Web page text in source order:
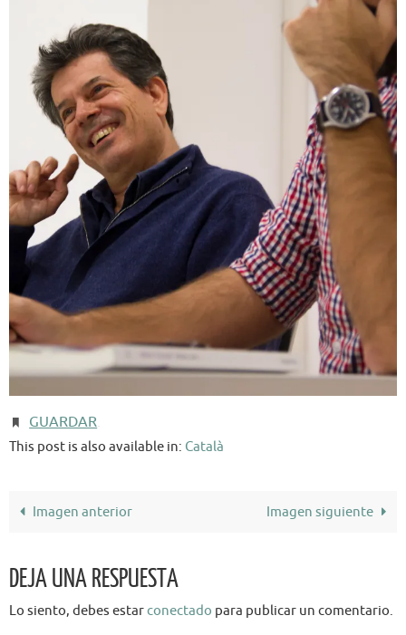
GUARDAR
This post is also available in: Català
Imagen anterior Imagen siguiente
DEJA UNA RESPUESTA
Lo siento, debes estarconectado para publicar un comentario.